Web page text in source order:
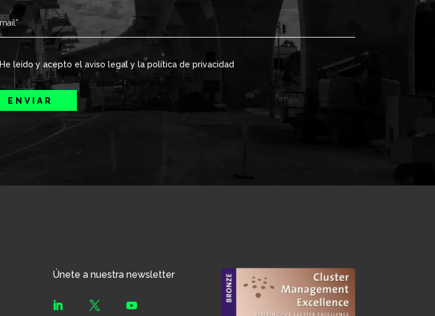
He leído y acepto el aviso legal y la política de privacidad
ENVIAR
Únete a nuestra newsletter
  